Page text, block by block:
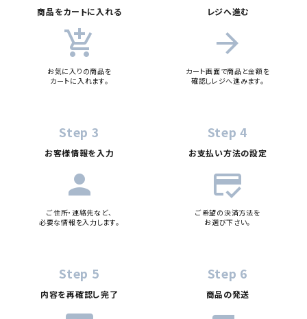
商品をカートに入れる
add_shopping_cart
お気に入りの商品を
カートに入れます。
レジへ進む
arrow_forward
カート画面で商品と金額を
確認しレジへ進みます。
Step 3
お客様情報を入力
person
ご住所・連絡先など、
必要な情報を入力します。
Step 4
お支払い方法の設定
credit_score
ご希望の決済方法を
お選び下さい。
Step 5
内容を再確認し完了
Step 6
商品の発送